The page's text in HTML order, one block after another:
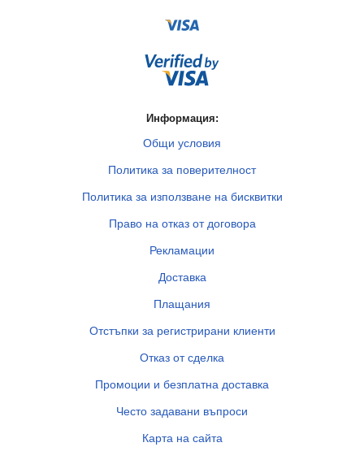
Информация:
Общи условия
Политика за поверителност
Политика за използване на бисквитки
Право на отказ от договора
Рекламации
Доставка
Плащания
Отстъпки за регистрирани клиенти
Отказ от сделка
Промоции и безплатна доставка
Често задавани въпроси
Карта на сайта